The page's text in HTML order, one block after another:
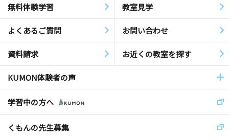
無料体験学習 教室見学
よくあるご質問 お問い合わせ
資料請求 お近くの教室を探す
KUMON体験者の声
学習中の方へ
くもんの先生募集